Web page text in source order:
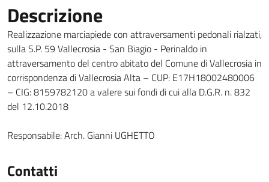
Descrizione
Realizzazione marciapiede con attraversamenti pedonali rialzati,
sulla S.P. 59 Vallecrosia - San Biagio - Perinaldo in
attraversamento del centro abitato del Comune di Vallecrosia in
corrispondenza di Vallecrosia Alta – CUP: E17H18002480006
– CIG: 8159782120 a valere sui fondi di cui alla D.G.R. n. 832
del 12.10.2018
Responsabile:Arch. Gianni UGHETTO
Contatti